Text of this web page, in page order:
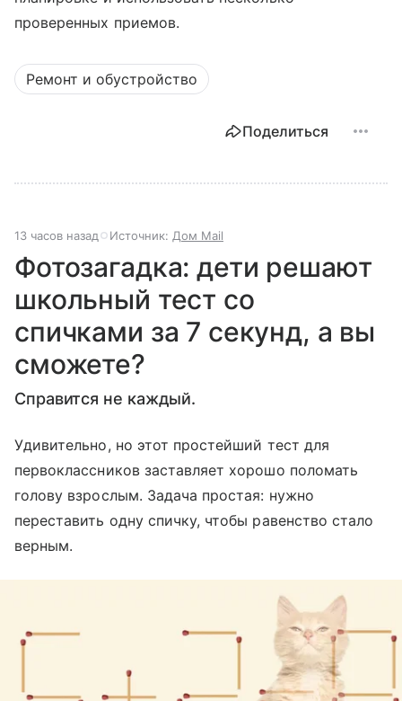
проверенных приемов.
Ремонт и обустройство
Поделиться
13 часов назад Источник: Дом Mail
Фотозагадка: дети решают
школьный тест со
спичками за 7 секунд, а вы
сможете?
Справится не каждый.
Удивительно, но этот простейший тест для
первоклассников заставляет хорошо поломать
голову взрослым. Задача простая: нужно
переставить одну спичку, чтобы равенство стало
верным.